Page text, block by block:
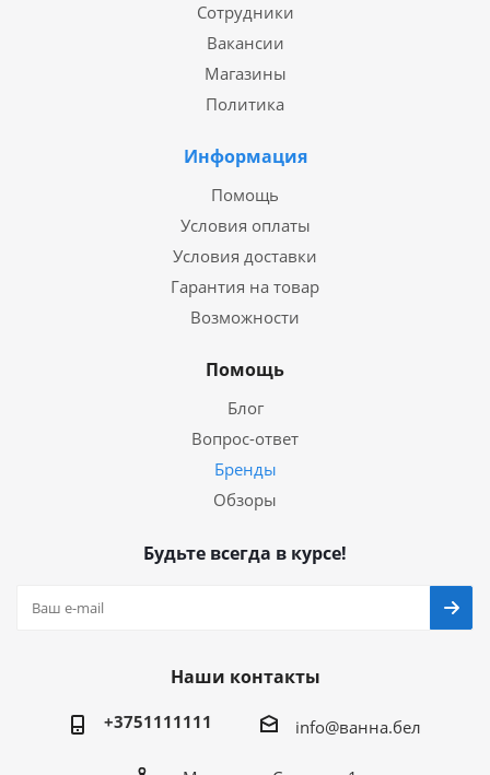
Сотрудники
Вакансии
Магазины
Политика
Информация
Помощь
Условия оплаты
Условия доставки
Гарантия на товар
Возможности
Помощь
Блог
Вопрос-ответ
Бренды
Обзоры
Будьте всегда в курсе!
Наши контакты
+3751111111 info@ванна.бел